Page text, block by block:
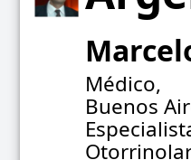
Médico,
Buenos